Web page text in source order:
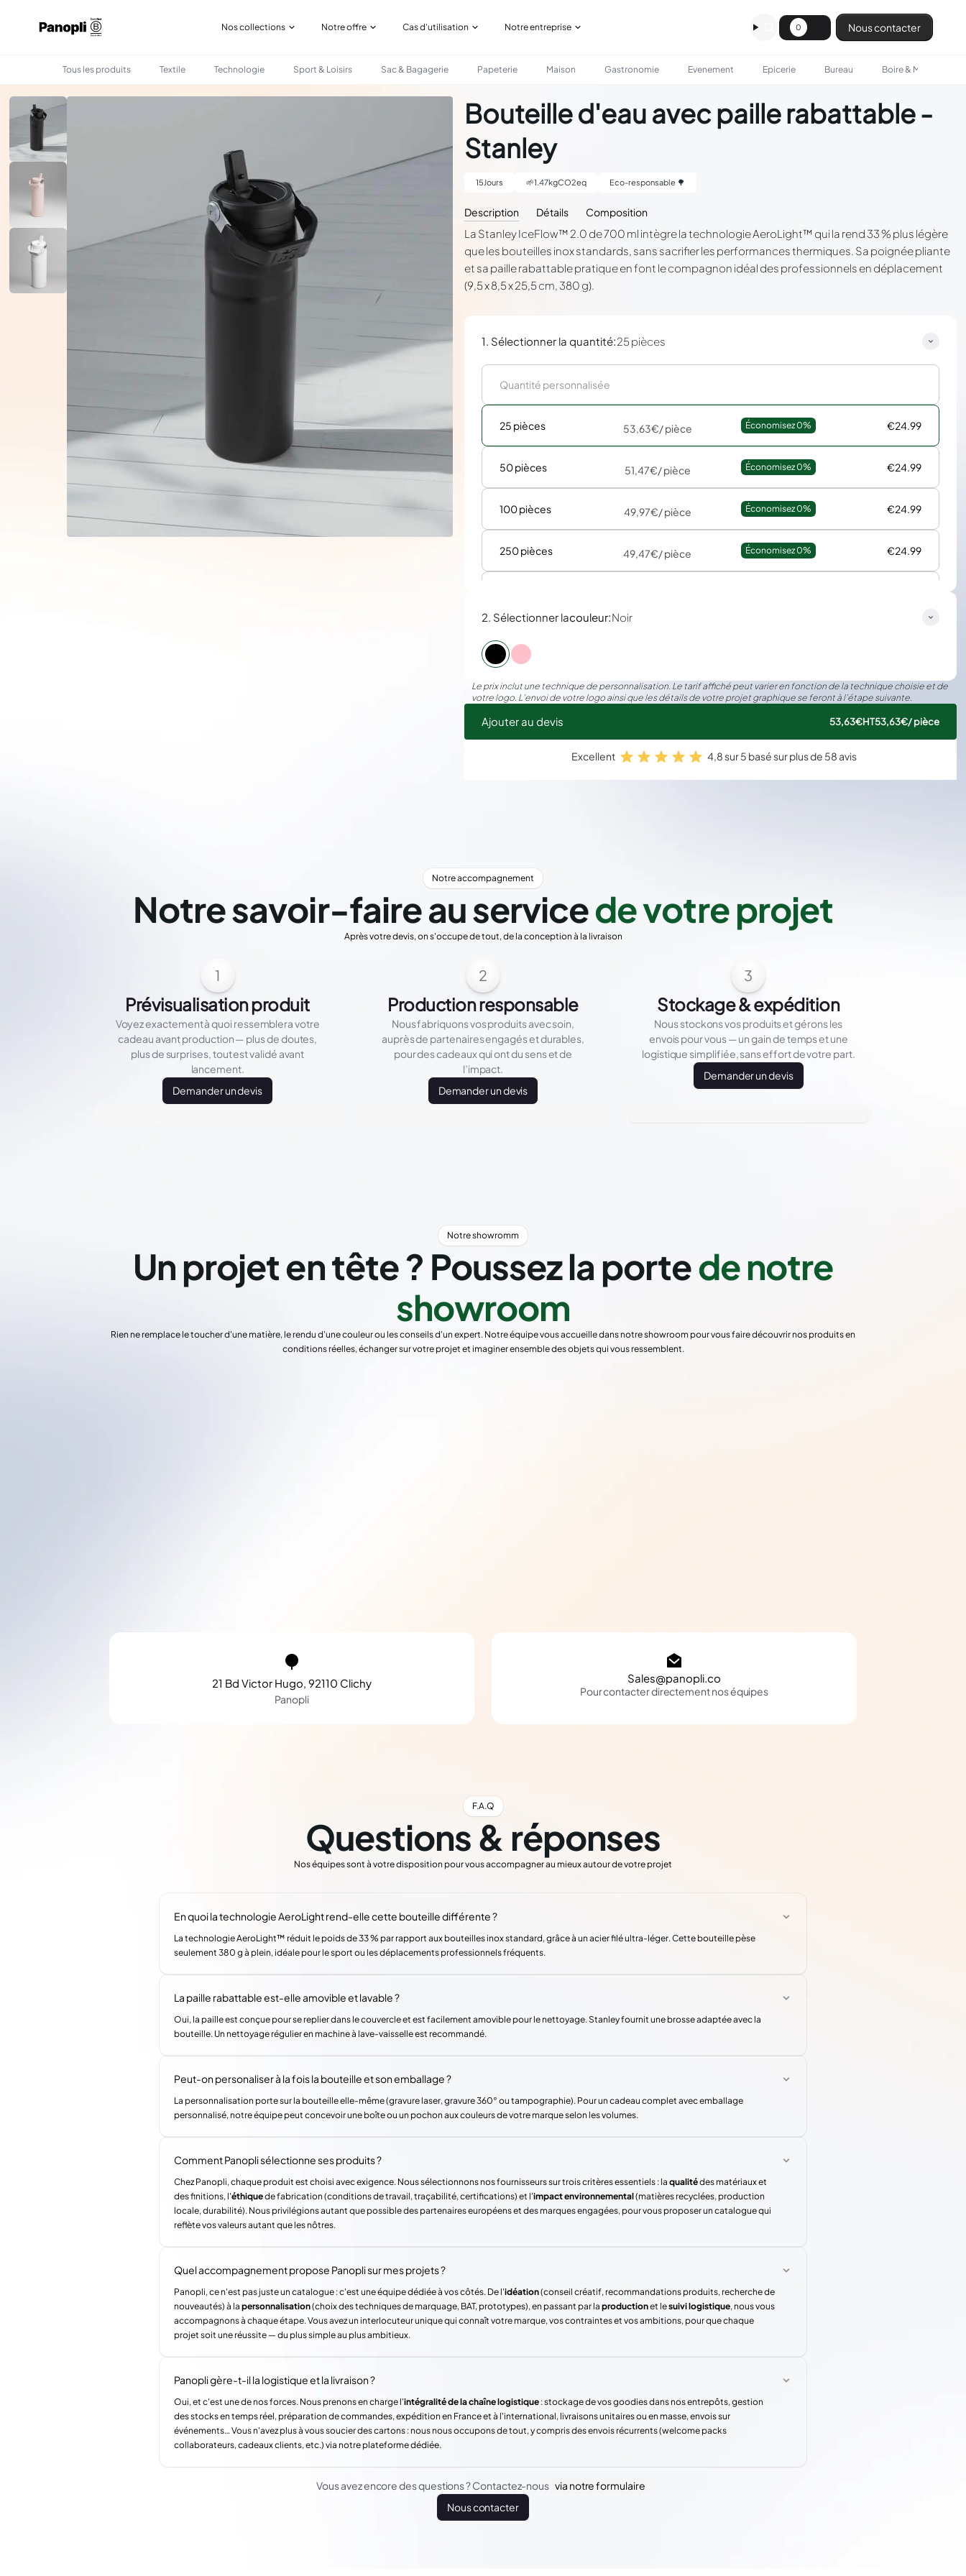
Nos collections Notre offre Cas d'utilisation Notre entreprise 0 Nous contacter
Tous les produits Textile Technologie Sport & Loisirs Sac & Bagagerie Papeterie Maison Gastronomie Evenement Epicerie Bureau Boire & Manger
BOIRE & MANGER BOUTEILLE D'EAU AVEC PAILLE RABATTABLE - STANLEY
Bouteille d'eau avec paille rabattable -
Stanley
15 Jours 🌱1.47kgCO2eq Eco-responsable 🌳
Description Détails Composition
La Stanley IceFlow™ 2.0 de 700 ml intègre la technologie AeroLight™ qui la rend 33 % plus légère
que les bouteilles inox standards, sans sacrifier les performances thermiques. Sa poignée pliante
et sa paille rabattable pratique en font le compagnon idéal des professionnels en déplacement
(9,5 x 8,5 x 25,5 cm, 380 g).
1. Sélectionner la quantité:25 pièces
25 pièces 53,63€/ pièce Économisez 0% €24.99
50 pièces 51,47€/ pièce Économisez 0% €24.99
100 pièces 49,97€/ pièce Économisez 0% €24.99
250 pièces 49,47€/ pièce Économisez 0% €24.99
2. Sélectionner lacouleur:Noir
Le prix inclut une technique de personnalisation. Le tarif affiché peut varier en fonction de la technique choisie et de
votre logo. L’envoi de votre logo ainsi que les détails de votre projet graphique se feront à l’étape suivante.
Ajouter au devis 53,63€HT53,63€/ pièce
Excellent 4,8 sur 5 basé sur plus de 58 avis
Notre accompagnement
Notre savoir-faire au servicede votre projet
Après votre devis, on s'occupe de tout, de la conception à la livraison
1
Prévisualisation produit
Voyez exactement à quoi ressemblera votre
cadeau avant production — plus de doutes,
plus de surprises, tout est validé avant
lancement.
Demander un devis
2
Production responsable
Nous fabriquons vos produits avec soin,
auprès de partenaires engagés et durables,
pour des cadeaux qui ont du sens et de
l’impact.
Demander un devis
3
Stockage & expédition
Nous stockons vos produits et gérons les
envois pour vous — un gain de temps et une
logistique simplifiée, sans effort de votre part.
Demander un devis
Notre showromm
Un projet en tête ? Poussez la portede notre
showroom
Rien ne remplace le toucher d'une matière, le rendu d'une couleur ou les conseils d'un expert. Notre équipe vous accueille dans notre showroom pour vous faire découvrir nos produits en
conditions réelles, échanger sur votre projet et imaginer ensemble des objets qui vous ressemblent.
21 Bd Victor Hugo, 92110 Clichy
Panopli
Sales@panopli.co
Pour contacter directement nos équipes
F.A.Q
Questions & réponses
Nos équipes sont à votre disposition pour vous accompagner au mieux autour de votre projet
En quoi la technologie AeroLight rend-elle cette bouteille différente ?
La technologie AeroLight™ réduit le poids de 33 % par rapport aux bouteilles inox standard, grâce à un acier filé ultra-léger. Cette bouteille pèse
seulement 380 g à plein, idéale pour le sport ou les déplacements professionnels fréquents.
La paille rabattable est-elle amovible et lavable ?
Oui, la paille est conçue pour se replier dans le couvercle et est facilement amovible pour le nettoyage. Stanley fournit une brosse adaptée avec la
bouteille. Un nettoyage régulier en machine à lave-vaisselle est recommandé.
Peut-on personaliser à la fois la bouteille et son emballage ?
La personnalisation porte sur la bouteille elle-même (gravure laser, gravure 360° ou tampographie). Pour un cadeau complet avec emballage
personnalisé, notre équipe peut concevoir une boîte ou un pochon aux couleurs de votre marque selon les volumes.
Comment Panopli sélectionne ses produits ?
Chez Panopli, chaque produit est choisi avec exigence. Nous sélectionnons nos fournisseurs sur trois critères essentiels : la qualitédes matériaux et
des finitions, l'éthiquede fabrication (conditions de travail, traçabilité, certifications) et l'impact environnemental(matières recyclées, production
locale, durabilité). Nous privilégions autant que possible des partenaires européens et des marques engagées, pour vous proposer un catalogue qui
reflète vos valeurs autant que les nôtres.
Quel accompagnement propose Panopli sur mes projets ?
Panopli, ce n'est pas juste un catalogue : c'est une équipe dédiée à vos côtés. De l'idéation(conseil créatif, recommandations produits, recherche de
nouveautés) à la personnalisation(choix des techniques de marquage, BAT, prototypes), en passant par la productionet lesuivi logistique, nous vous
accompagnons à chaque étape. Vous avez un interlocuteur unique qui connaît votre marque, vos contraintes et vos ambitions, pour que chaque
projet soit une réussite — du plus simple au plus ambitieux.
Panopli gère-t-il la logistique et la livraison ?
Oui, et c'est une de nos forces. Nous prenons en charge l'intégralité de la chaîne logistique : stockage de vos goodies dans nos entrepôts, gestion
des stocks en temps réel, préparation de commandes, expédition en France et à l'international, livraisons unitaires ou en masse, envois sur
événements… Vous n'avez plus à vous soucier des cartons : nous nous occupons de tout, y compris des envois récurrents (welcome packs
collaborateurs, cadeaux clients, etc.) via notre plateforme dédiée.
Vous avez encore des questions ? Contactez-nous via notre formulaire
Nous contacter